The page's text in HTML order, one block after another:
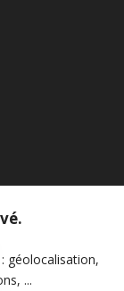
le
géolocalisation,
...